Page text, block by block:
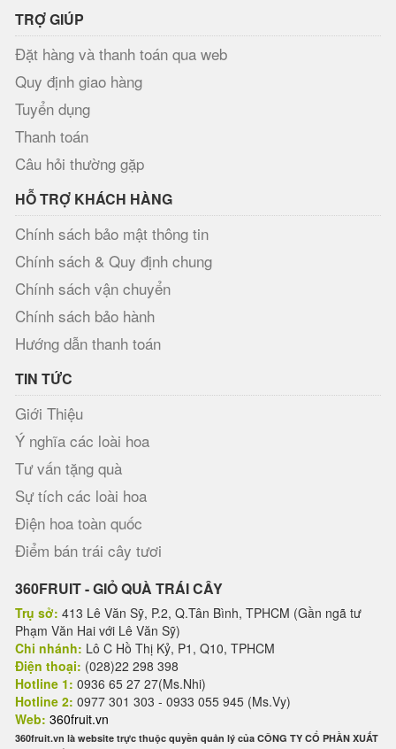
TRỢ GIÚP
Đặt hàng và thanh toán qua web
Quy định giao hàng
Tuyển dụng
Thanh toán
Câu hỏi thường gặp
HỖ TRỢ KHÁCH HÀNG
Chính sách bảo mật thông tin
Chính sách & Quy định chung
Chính sách vận chuyển
Chính sách bảo hành
Hướng dẫn thanh toán
TIN TỨC
Giới Thiệu
Ý nghĩa các loài hoa
Tư vấn tặng quà
Sự tích các loài hoa
Điện hoa toàn quốc
Điểm bán trái cây tươi
360FRUIT - GIỎ QUÀ TRÁI CÂY
Trụ sở: 413 Lê Văn Sỹ, P.2, Q.Tân Bình, TPHCM (Gần ngã tư
Phạm Văn Hai với Lê Văn Sỹ)
Chi nhánh: Lô C Hồ Thị Kỷ, P1, Q10, TPHCM
Điện thoại: (028)22 298 398
Hotline 1: 0936 65 27 27(Ms.Nhi)
Hotline 2: 0977 301 303 - 0933 055 945 (Ms.Vy)
Web: 360fruit.vn
360fruit.vn là website trực thuộc quyền quản lý của CÔNG TY CỔ PHẦN XUẤT